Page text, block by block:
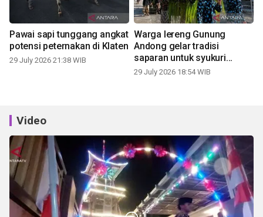
Pawai sapi tunggang angkat
potensi peternakan di Klaten
29 July 2026 21:38 WIB
Warga lereng Gunung
Andong gelar tradisi
saparan untuk syukuri
panen
29 July 2026 18:54 WIB
Video